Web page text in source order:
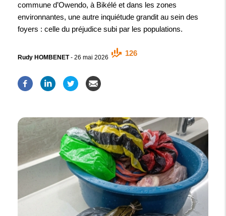
commune d’Owendo, à Bikélé et dans les zones
environnantes, une autre inquiétude grandit au sein des
foyers : celle du préjudice subi par les populations.
Rudy HOMBENET- 26 mai 2026
126